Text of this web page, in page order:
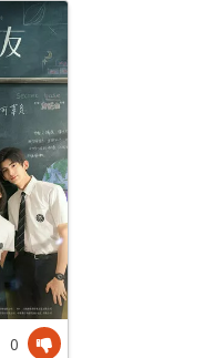
0